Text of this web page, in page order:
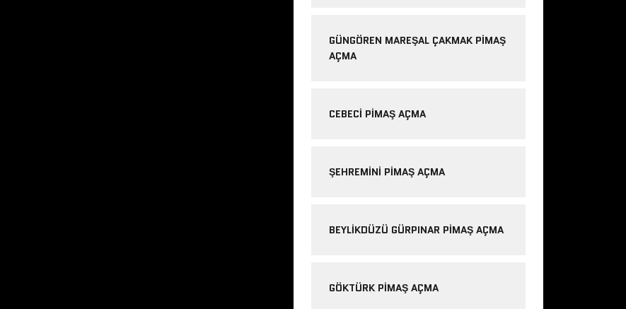
GÜNGÖREN MAREŞAL ÇAKMAK PIMAŞ
AÇMA
CEBECI PIMAŞ AÇMA
ŞEHREMINI PIMAŞ AÇMA
BEYLIKDÜZÜ GÜRPINAR PIMAŞ AÇMA
GÖKTÜRK PIMAŞ AÇMA